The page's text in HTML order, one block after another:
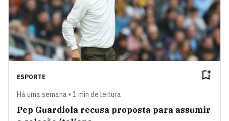
ESPORTE
Há uma semana • 1 min de leitura
Pep Guardiola recusa proposta para assumir